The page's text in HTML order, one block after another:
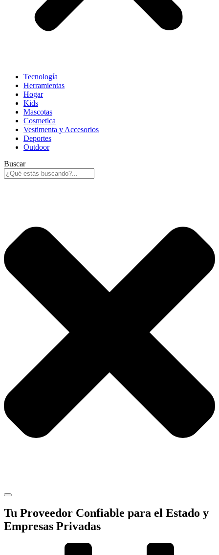
Tecnología
Herramientas
Hogar
Kids
Mascotas
Cosmetica
Vestimenta y Accesorios
Deportes
Outdoor
Buscar
Tu Proveedor Confiable para el Estado y
Empresas Privadas